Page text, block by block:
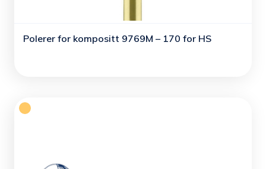
Polerer for kompositt 9769M – 170 for HS